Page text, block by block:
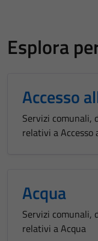
Esplora
Accesso
Servizi comunali,
relativi a
Acqua
Servizi comunali,
relativi a Acqua